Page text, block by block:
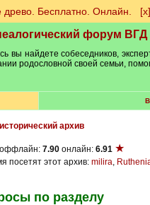
древо. Бесплатно. Онлайн. [х]
форум ВГД
найдете собеседников,
родословной своей семьи,
архив
оффлайн: 7.90 онлайн: 6.91 ★
посетят этот архив: milira,
по разделу